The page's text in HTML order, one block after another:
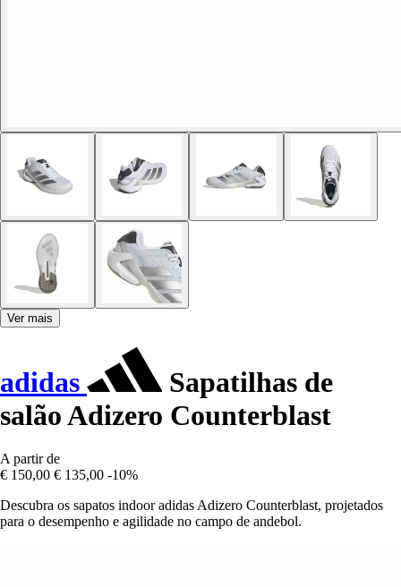
Ver mais
adidas
Sapatilhas de
salão Adizero Counterblast
A partir de
€ 150,00 € 135,00 -10%
Descubra os sapatos indoor adidas Adizero Counterblast, projetados
para o desempenho e agilidade no campo de andebol.